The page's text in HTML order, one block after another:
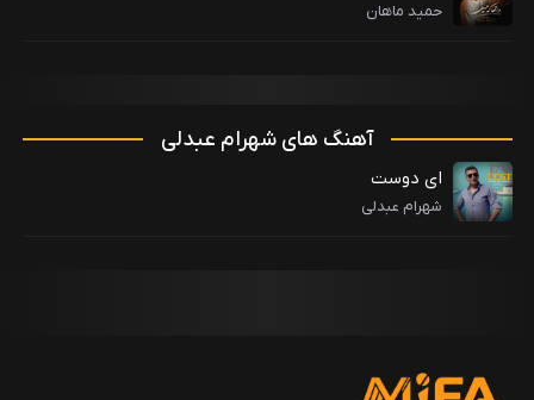
حمید ماهان
آهنگ های شهرام عبدلی
ای دوست
شهرام عبدلی